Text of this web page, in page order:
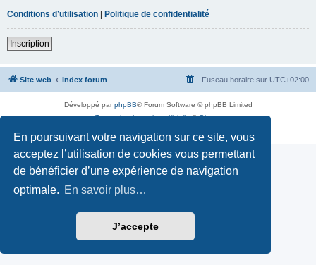
En poursuivant votre navigation sur ce site, vous
acceptez l’utilisation de cookies vous permettant
de bénéficier d’une expérience de navigation
optimale. En savoir plus…
J’accepte
Conditions d’utilisation | Politique de confidentialité
Inscription
Site web Index forum Fuseau horaire sur UTC+02:00
Développé parphpBB® Forum Software © phpBB Limited
Traduction française officielle©Qiaeru